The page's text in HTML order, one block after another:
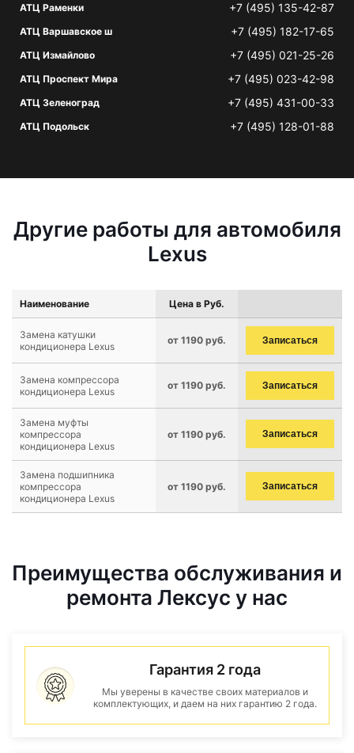
АТЦ Раменки +7 (495) 135-42-87
АТЦ Варшавское ш +7 (495) 182-17-65
АТЦ Измайлово +7 (495) 021-25-26
АТЦ Проспект Мира +7 (495) 023-42-98
АТЦ Зеленоград +7 (495) 431-00-33
АТЦ Подольск +7 (495) 128-01-88
Другие работы для автомобиля
Lexus
Наименование Цена в Руб.
Замена катушки
кондиционера Lexus
от 1190 руб. Записаться
Замена компрессора
кондиционера Lexus
от 1190 руб. Записаться
Замена муфты
компрессора
кондиционера Lexus
от 1190 руб. Записаться
Замена подшипника
компрессора
кондиционера Lexus
от 1190 руб. Записаться
Преимущества обслуживания и
ремонта Лексус у нас
Гарантия 2 года
Мы уверены в качестве своих материалов и
комплектующих, и даем на них гарантию 2 года.